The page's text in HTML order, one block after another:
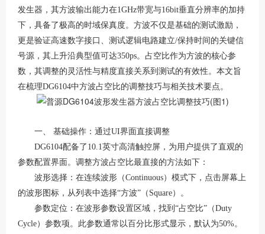
发生器，其方波输出能力在1GHz带宽与16bit垂直分辨率的加持
下，具备了极高的时域保真度。方波不仅是基础的测试激励，
更是验证高速数字接口、测试逻辑电路建立/保持时间的关键信
号源，其上升沿典型值可达350ps。占空比作为方波的核心参
数，其调整的灵活性与精度直接关系到测试的有效性。本文旨
在梳理DG6104中方波占空比的调整技巧与相关技术要点。
一、 基础操作：通过UI界面直接调整
DG6104配备了10.1英寸高清触控屏，为用户提供了直观的
参数配置界面。调整方波占空比最直接的方法如下：
波形选择：在连续波形（Continuous）模式下，点击屏幕上
的波形图标，从列表中选择“方波”（Square）。
参数定位：在波形参数设置区域，找到 “占空比”（Duty
Cycle）参数项。此参数通常以百分比形式显示，默认为50%。